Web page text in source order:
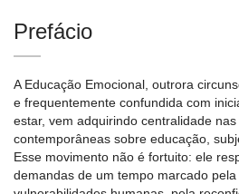
Prefácio
A Educação Emocional, outrora
e frequentemente confundida com
estar, vem adquirindo centralidade
contemporâneas sobre educação,
Esse movimento não é fortuito: ele
demandas de um tempo marcado